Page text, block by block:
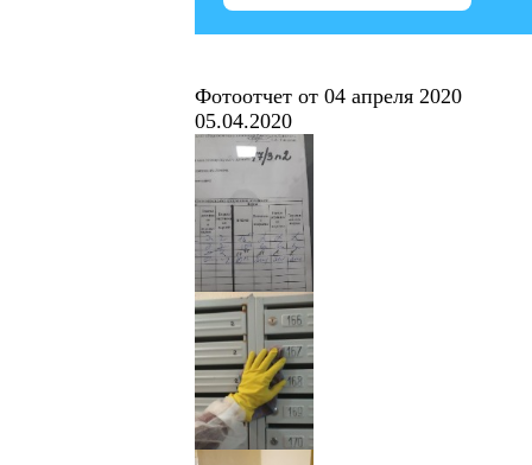
Фотоотчет от 04 апреля 2020
05.04.2020